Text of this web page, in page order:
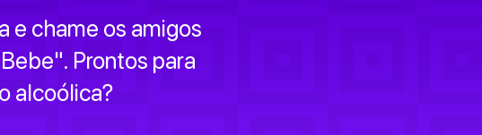
e chame os amigos
Prontos para
alcoólica?